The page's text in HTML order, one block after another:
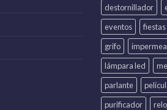
destornillador
eventos
fiestas
grifo
lámpara led
parlante
purificador